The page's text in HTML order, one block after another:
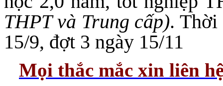
THPT và Trung cấp). Thời
15/9, đợt 3 ngày 15/11
Mọi thắc mắc xin liên